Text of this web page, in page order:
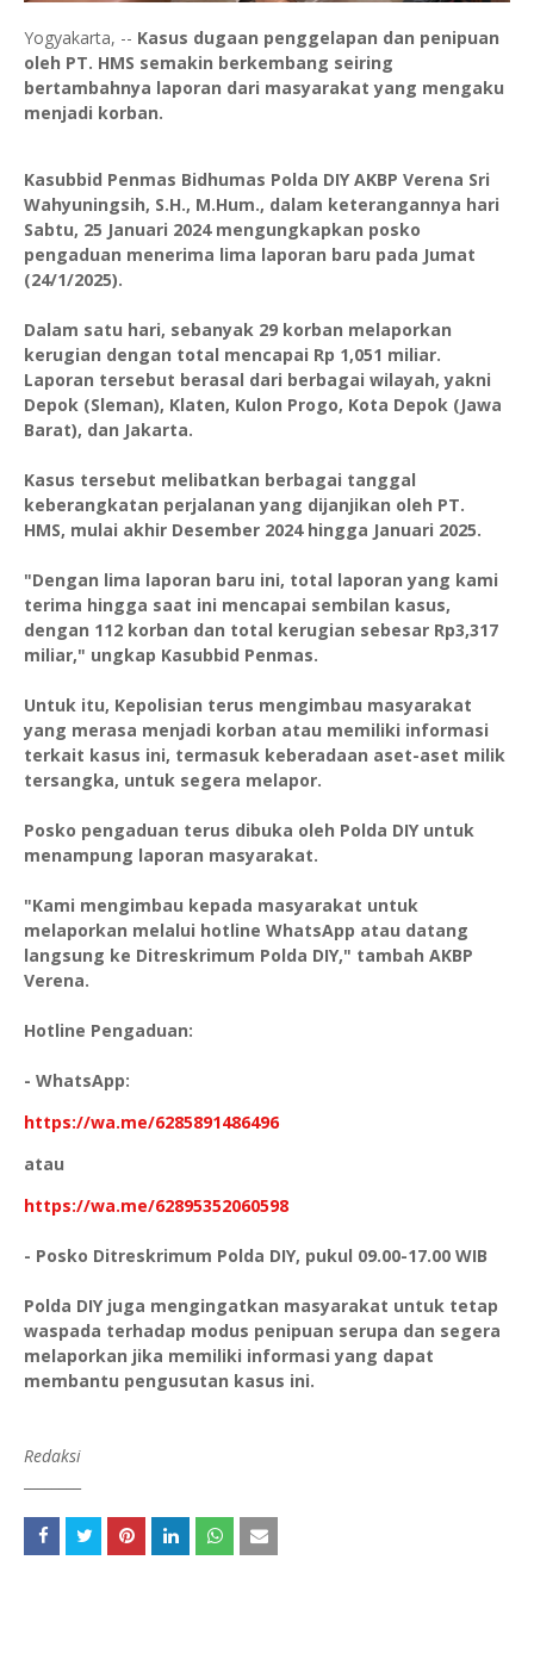
Yogyakarta, -- Kasus dugaan penggelapan dan penipuan
oleh PT. HMS semakin berkembang seiring
bertambahnya laporan dari masyarakat yang mengaku
menjadi korban.
Kasubbid Penmas Bidhumas Polda DIY AKBP Verena Sri
Wahyuningsih, S.H., M.Hum., dalam keterangannya hari
Sabtu, 25 Januari 2024 mengungkapkan posko
pengaduan menerima lima laporan baru pada Jumat
(24/1/2025).
Dalam satu hari, sebanyak 29 korban melaporkan
kerugian dengan total mencapai Rp 1,051 miliar.
Laporan tersebut berasal dari berbagai wilayah, yakni
Depok (Sleman), Klaten, Kulon Progo, Kota Depok (Jawa
Barat), dan Jakarta.
Kasus tersebut melibatkan berbagai tanggal
keberangkatan perjalanan yang dijanjikan oleh PT.
HMS, mulai akhir Desember 2024 hingga Januari 2025.
"Dengan lima laporan baru ini, total laporan yang kami
terima hingga saat ini mencapai sembilan kasus,
dengan 112 korban dan total kerugian sebesar Rp3,317
miliar," ungkap Kasubbid Penmas.
Untuk itu, Kepolisian terus mengimbau masyarakat
yang merasa menjadi korban atau memiliki informasi
terkait kasus ini, termasuk keberadaan aset-aset milik
tersangka, untuk segera melapor.
Posko pengaduan terus dibuka oleh Polda DIY untuk
menampung laporan masyarakat.
"Kami mengimbau kepada masyarakat untuk
melaporkan melalui hotline WhatsApp atau datang
langsung ke Ditreskrimum Polda DIY," tambah AKBP
Verena.
Hotline Pengaduan:
- WhatsApp:
https://wa.me/6285891486496
atau
https://wa.me/62895352060598
- Posko Ditreskrimum Polda DIY, pukul 09.00-17.00 WIB
Polda DIY juga mengingatkan masyarakat untuk tetap
waspada terhadap modus penipuan serupa dan segera
melaporkan jika memiliki informasi yang dapat
membantu pengusutan kasus ini.
Redaksi